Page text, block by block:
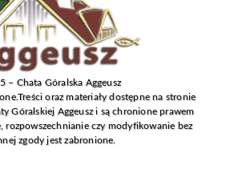
– Chata Góralska Aggeusz
Treści oraz materiały dostępne na stronie
Góralskiej Aggeusz i są chronione prawem
rozpowszechnianie czy modyfikowanie bez
zgody jest zabronione.